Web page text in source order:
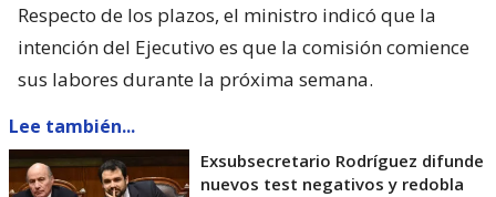
Respecto de los plazos, el ministro indicó que la
intención del Ejecutivo es que la comisión comience
sus labores durante la próxima semana.
Lee también...
Exsubsecretario Rodríguez difunde
nuevos test negativos y redobla